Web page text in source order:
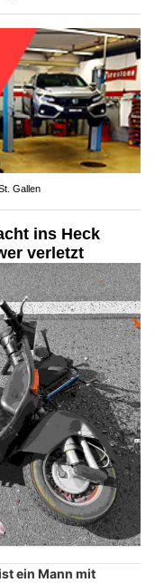
Gallen
ins Heck
verletzt
ein Mann mit